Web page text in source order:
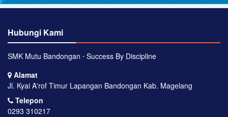
Hubungi Kami
SMK Mutu Bandongan ⋅ Success By Discipline
Alamat
Jl. Kyai A'rof Timur Lapangan Bandongan Kab. Magelang
Telepon
0293 310217